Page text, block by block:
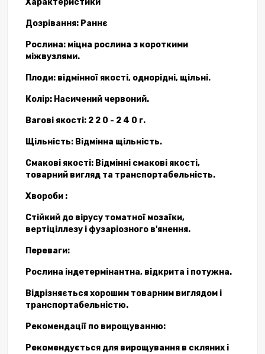
Характеристики
Дозрівання: Раннє
Рослина: міцна рослина з короткими
міжвузлями.
Плоди: відмінної якості, однорідні, щільні.
Колір: Насичений червоний.
Вагові якості: 2 2 0 - 2 4 0 г.
Щільність: Відмінна щільність.
Смакові якості: Відмінні смакові якості,
товарний вигляд та транспортабельність.
Хвороби :
Стійкий до вірусу томатної мозаїки,
вертіціллезу і фузаріозного в'янення.
Переваги:
Рослина індетермінантна, відкрита і потужна.
Відрізняється хорошим товарним виглядом і
транспортабельністю.
Рекомендації по вирощуванню:
Рекомендується для вирощування в скляних і